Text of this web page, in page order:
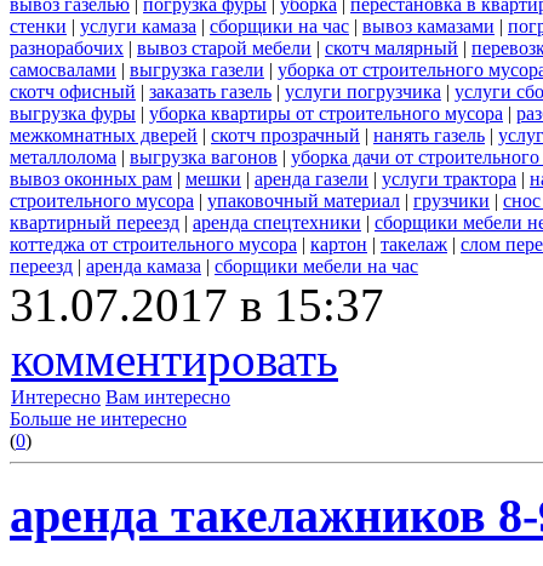
стенки | услуги камаза | сборщики на час | вывоз камазами |
разнорабочих | вывоз старой мебели | скотч малярный |
самосвалами | выгрузка газели | уборка от строительного
скотч офисный | заказать газель | услуги погрузчика | услуги
выгрузка фуры | уборка квартиры от строительного мусора |
межкомнатных дверей | скотч прозрачный | нанять газель |
металлолома | выгрузка вагонов | уборка дачи от
вывоз оконных рам | мешки | аренда газели | услуги трактора |
строительного мусора | упаковочный материал | грузчики |
квартирный переезд | аренда спецтехники | сборщики мебели
коттеджа от строительного мусора | картон | такелаж | слом
переезд | аренда камаза | сборщики мебели на час
31.07.2017 в 15:37
комментировать
Интересно Вам интересно
Больше не интересно
(0)
аренда такелажников